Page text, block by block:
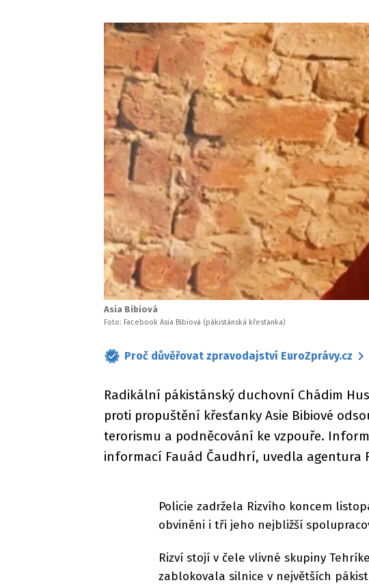
Asia Bibiová
Foto: Facebook Asia Bibiová (pákistánská křesťanka)
Proč důvěřovat zpravodajství EuroZprávy.cz
Radikální pákistánský duchovní Chádim
proti propuštění křesťanky Asie Bibiové
terorismu a podněcování ke vzpouře.
informací Fauád Čaudhrí, uvedla agentura
Policie zadržela Rizvího koncem
obviněni i tři jeho nejbližší
Rizví stojí v čele vlivné skupiny
zablokovala silnice v největších